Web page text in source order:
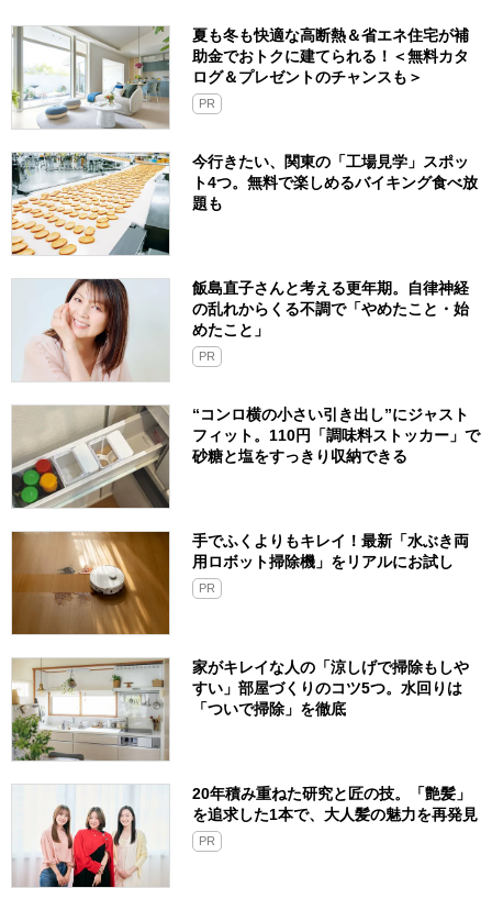
夏も冬も快適な高断熱＆省エネ住宅が補
助金でおトクに建てられる！＜無料カタ
ログ＆プレゼントのチャンスも＞
PR
今行きたい、関東の「工場見学」スポッ
ト4つ。無料で楽しめるバイキング食べ放
題も
飯島直子さんと考える更年期。自律神経
の乱れからくる不調で「やめたこと・始
めたこと」
PR
“コンロ横の小さい引き出し”にジャスト
フィット。110円「調味料ストッカー」で
砂糖と塩をすっきり収納できる
手でふくよりもキレイ！最新「水ぶき両
用ロボット掃除機」をリアルにお試し
PR
家がキレイな人の「涼しげで掃除もしや
すい」部屋づくりのコツ5つ。水回りは
「ついで掃除」を徹底
20年積み重ねた研究と匠の技。「艶髪」
を追求した1本で、大人髪の魅力を再発見
PR